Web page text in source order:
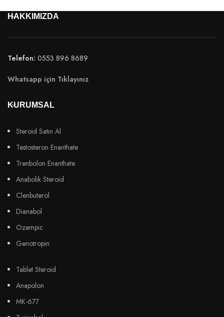
HAKKIMIZDA
Telefon: 0553 896 8689
Whatsapp için Tıklayınız
KURUMSAL
Steroid Satın Al
Testosteron Enanthate
Trenbolon Enanthate
Anabolik Steroid
Clenbuterol
Dianabol
Ozempic
Genotropin
Tablet Steroid
Anapolon
MK-677